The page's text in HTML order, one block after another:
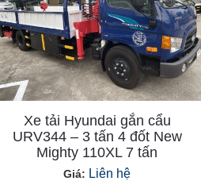
Xe tải Hyundai gắn cẩu
URV344 – 3 tấn 4 đốt New
Mighty 110XL 7 tấn
Giá: Liên hệ